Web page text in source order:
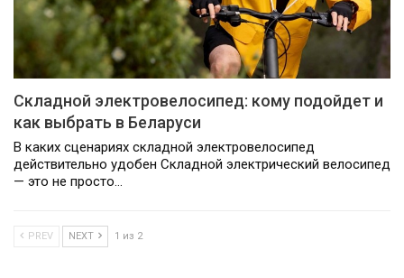
Складной электровелосипед: кому подойдет и
как выбрать в Беларуси
В каких сценариях складной электровелосипед
действительно удобен Складной электрический велосипед
— это не просто…
PREV NEXT 1 из 2